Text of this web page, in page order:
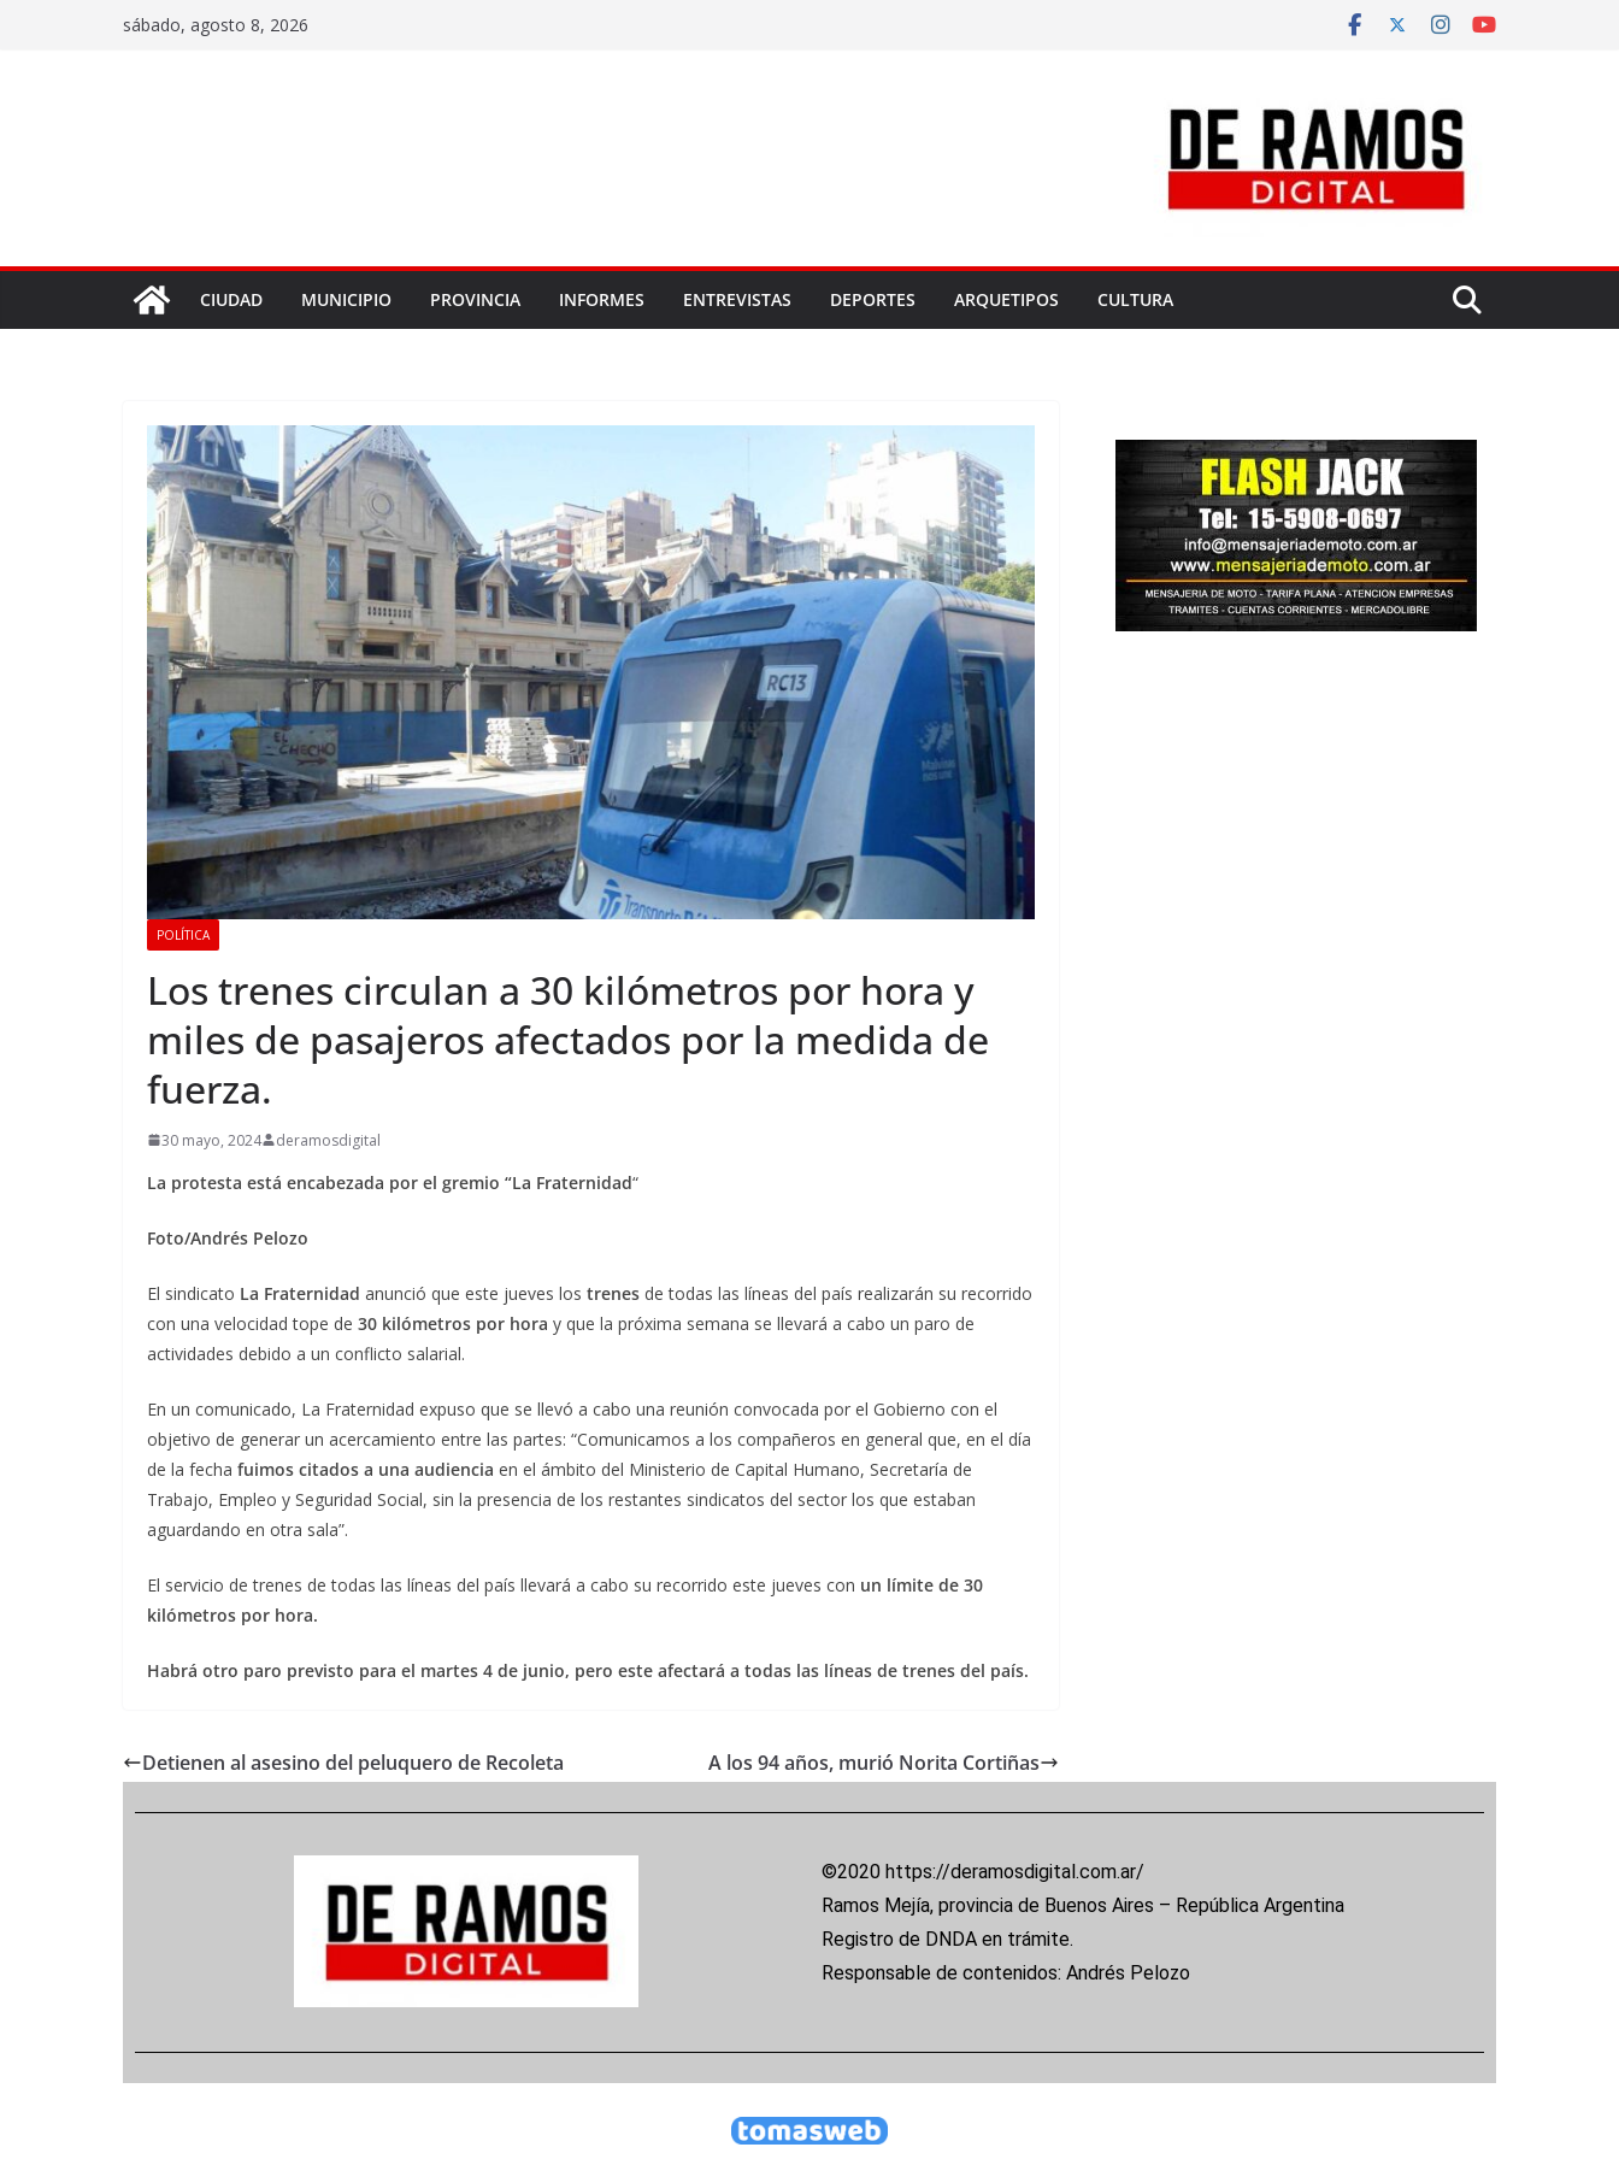
sábado, agosto 8, 2026
CIUDAD MUNICIPIO PROVINCIA INFORMES ENTREVISTAS DEPORTES ARQUETIPOS CULTURA
POLÍTICA
Los trenes circulan a 30 kilómetros por hora y
miles de pasajeros afectados por la medida de
fuerza.
30 mayo, 2024 deramosdigital
La protesta está encabezada por el gremio “La Fraternidad“
Foto/Andrés Pelozo
El sindicato La Fraternidad anunció que este jueves los trenes de todas las líneas del país realizarán su recorrido
con una velocidad tope de 30 kilómetros por hora y que la próxima semana se llevará a cabo un paro de
actividades debido a un conflicto salarial.
En un comunicado, La Fraternidad expuso que se llevó a cabo una reunión convocada por el Gobierno con el
objetivo de generar un acercamiento entre las partes: “Comunicamos a los compañeros en general que, en el día
de la fecha fuimos citados a una audiencia en el ámbito del Ministerio de Capital Humano, Secretaría de
Trabajo, Empleo y Seguridad Social, sin la presencia de los restantes sindicatos del sector los que estaban
aguardando en otra sala”.
El servicio de trenes de todas las líneas del país llevará a cabo su recorrido este jueves con un límite de 30
kilómetros por hora.
Habrá otro paro previsto para el martes 4 de junio, pero este afectará a todas las líneas de trenes del país.
Detienen al asesino del peluquero de Recoleta A los 94 años, murió Norita Cortiñas
©2020 https://deramosdigital.com.ar/
Ramos Mejía, provincia de Buenos Aires – República Argentina
Registro de DNDA en trámite.
Responsable de contenidos: Andrés Pelozo